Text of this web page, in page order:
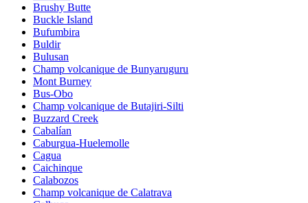
Brushy Butte
Buckle Island
Bufumbira
Buldir
Bulusan
Champ volcanique de Bunyaruguru
Mont Burney
Bus-Obo
Champ volcanique de Butajiri-Silti
Buzzard Creek
Cabalían
Caburgua-Huelemolle
Cagua
Caichinque
Calabozos
Champ volcanique de Calatrava